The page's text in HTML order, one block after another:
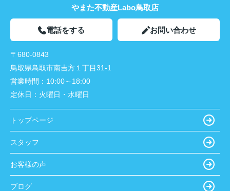
やまた不動産Labo鳥取店
電話をする お問い合わせ
〒680-0843
鳥取県鳥取市南吉方１丁目31-1
営業時間： 10:00～18:00
定休日： 火曜日・水曜日
トップページ
スタッフ
お客様の声
ブログ